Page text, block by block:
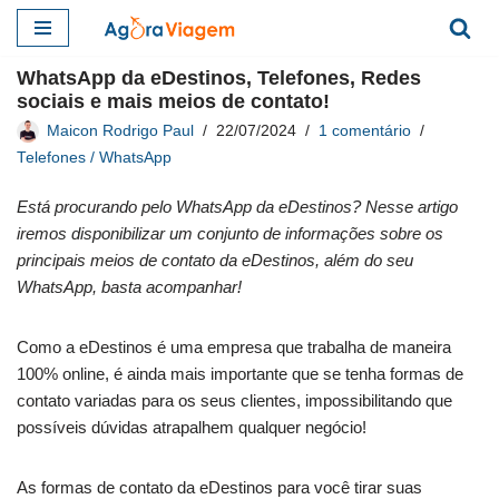
para
o
conteúdo
WhatsApp da eDestinos, Telefones, Redes
sociais e mais meios de contato!
Maicon Rodrigo Paul 22/07/2024
1 comentário
Telefones / WhatsApp
Está procurando pelo WhatsApp da eDestinos? Nesse artigo
iremos disponibilizar um conjunto de informações sobre os
principais meios de contato da eDestinos, além do seu
WhatsApp, basta acompanhar!
Como a eDestinos é uma empresa que trabalha de maneira
100% online, é ainda mais importante que se tenha formas de
contato variadas para os seus clientes, impossibilitando que
possíveis dúvidas atrapalhem qualquer negócio!
As formas de contato da eDestinos para você tirar suas